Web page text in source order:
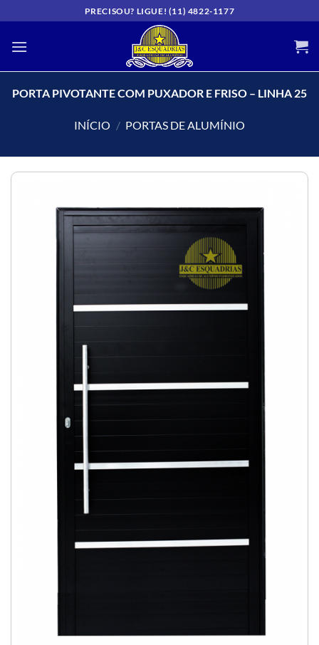
to
content
PRECISOU? LIGUE! (11) 4822-1177
PORTA PIVOTANTE COM PUXADOR E FRISO – LINHA 25
INÍCIO / PORTAS DE ALUMÍNIO